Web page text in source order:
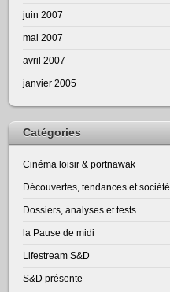
juin 2007
mai 2007
avril 2007
janvier 2005
Catégories
Cinéma loisir & portnawak
Découvertes, tendances et société
Dossiers, analyses et tests
la Pause de midi
Lifestream S&D
S&D présente